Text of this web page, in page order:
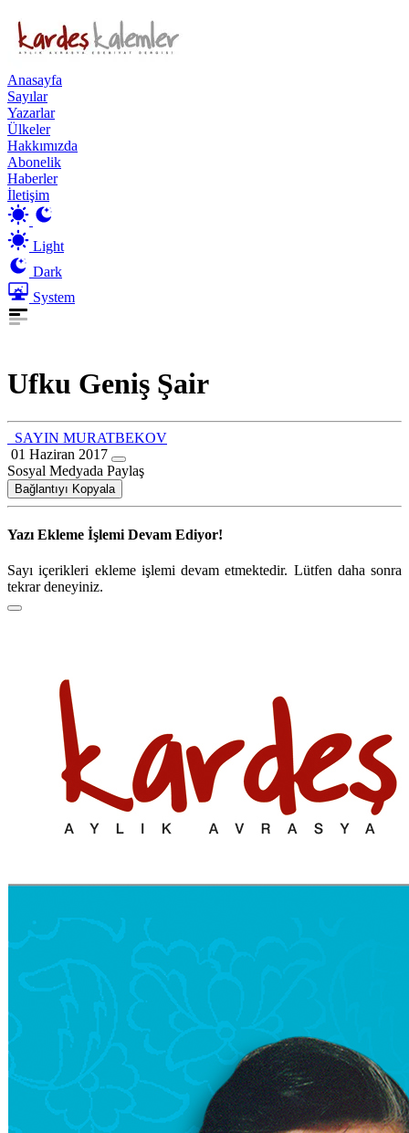
Anasayfa
Sayılar
Yazarlar
Ülkeler
Hakkımızda
Abonelik
Haberler
İletişim
Light
Dark
System
Ufku Geniş Şair
SAYIN MURATBEKOV
01 Haziran 2017
Sosyal Medyada Paylaş
Bağlantıyı Kopyala
Yazı Ekleme İşlemi Devam Ediyor!
Sayı içerikleri ekleme işlemi devam etmektedir. Lütfen daha sonra
tekrar deneyiniz.